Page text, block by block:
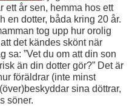
ett år sen, hemma hos ett
en dotter, båda kring 20 år.
tog upp hur orolig
det kändes skönt när
sa: ”Vet du om att din son
än din dotter gör?” Det är
föräldrar (inte minst
sina döttrar,
söner.